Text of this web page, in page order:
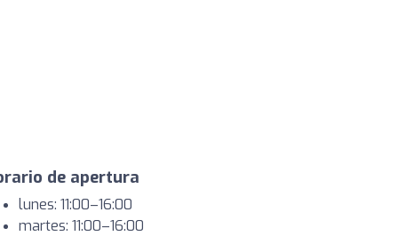
de apertura
lunes: 11:00–16:00
martes: 11:00–16:00